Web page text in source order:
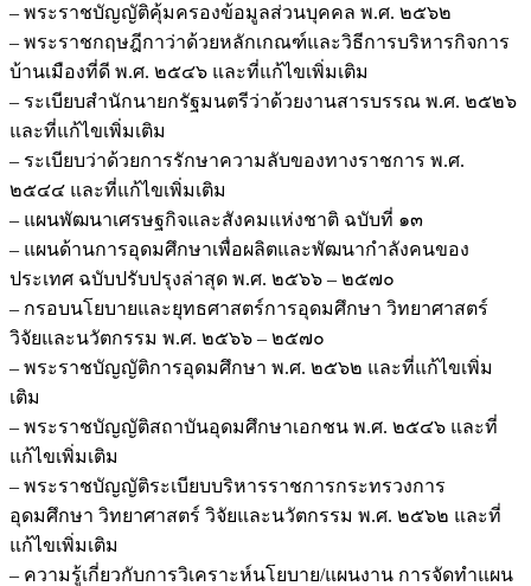
ชิ้น
– พระราชบัญญัติคุ้มครองข้อมูลส่วนบุคคล พ.ศ. ๒๕๖๒
– พระราชกฤษฎีกาว่าด้วยหลักเกณฑ์และวิธีการบริหารกิจการ
บ้านเมืองที่ดี พ.ศ. ๒๕๔๖ และที่แก้ไขเพิ่มเติม
– ระเบียบสำนักนายกรัฐมนตรีว่าด้วยงานสารบรรณ พ.ศ. ๒๕๒๖
และที่แก้ไขเพิ่มเติม
– ระเบียบว่าด้วยการรักษาความลับของทางราชการ พ.ศ.
๒๕๔๔ และที่แก้ไขเพิ่มเติม
– แผนพัฒนาเศรษฐกิจและสังคมแห่งชาติ ฉบับที่ ๑๓
– แผนด้านการอุดมศึกษาเพื่อผลิตและพัฒนากำลังคนของ
ประเทศ ฉบับปรับปรุงล่าสุด พ.ศ. ๒๕๖๖ – ๒๕๗๐
– กรอบนโยบายและยุทธศาสตร์การอุดมศึกษา วิทยาศาสตร์
วิจัยและนวัตกรรม พ.ศ. ๒๕๖๖ – ๒๕๗๐
– พระราชบัญญัติการอุดมศึกษา พ.ศ. ๒๕๖๒ และที่แก้ไขเพิ่ม
เติม
– พระราชบัญญัติสถาบันอุดมศึกษาเอกชน พ.ศ. ๒๕๔๖ และที่
แก้ไขเพิ่มเติม
– พระราชบัญญัติระเบียบบริหารราชการกระทรวงการ
อุดมศึกษา วิทยาศาสตร์ วิจัยและนวัตกรรม พ.ศ. ๒๕๖๒ และที่
แก้ไขเพิ่มเติม
– ความรู้เกี่ยวกับการวิเคราะห์นโยบาย/แผนงาน การจัดทำแผน